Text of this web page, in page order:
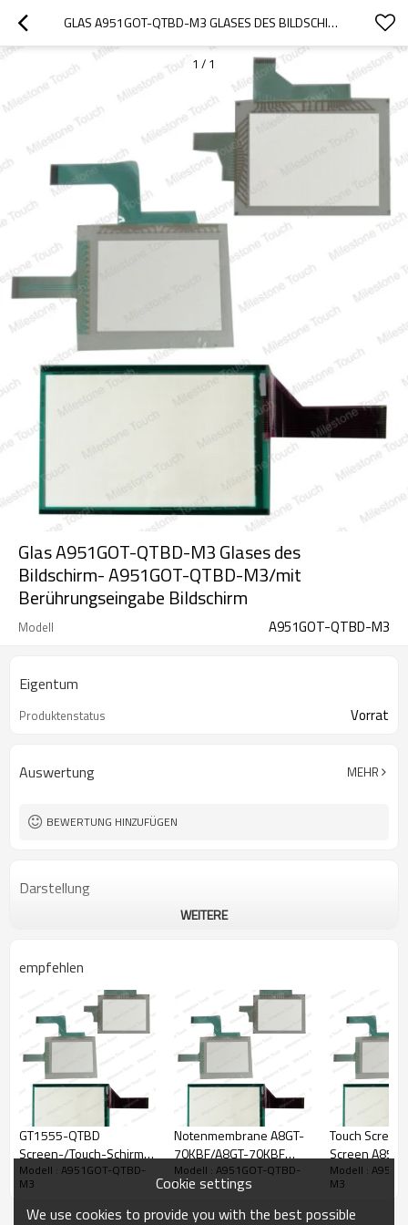
GLAS A951GOT-QTBD-M3 GLASES DES BILDSCHIRM- A951GOT-QTBD-M3/MIT BERÜHRUNGSEINGABE BILDSCHIRM
1 / 1
Glas A951GOT-QTBD-M3 Glases des
Bildschirm- A951GOT-QTBD-M3/mit
Berührungseingabe Bildschirm
Modell A951GOT-QTBD-M3
Eigentum
Produktenstatus Vorrat
Auswertung MEHR
BEWERTUNG HINZUFÜGEN
Darstellung
WEITERE
empfehlen
GT1555-QTBD
Screen-/Touch-Schirm
GT1555-QTBD
Modell : A951GOT-QTBD-
M3
Notenmembrane A8GT-
70KBF/A8GT-70KBF
Notenmembrane
Modell : A951GOT-QTBD-
M3
Touch Screen
Screen
SWD/
Modell :
M3
Cookie settings
We use cookies to provide you with the best possible